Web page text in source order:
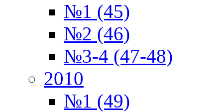
№1 (45)
№2 (46)
№3-4 (47-48)
2010
№1 (49)